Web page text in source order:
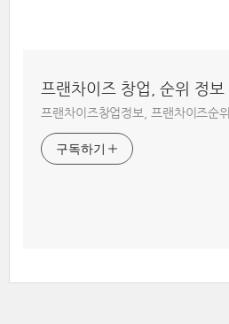
프랜차이즈 창업, 순위 정보
프랜차이즈창업정보, 프랜차이즈순위
구독하기